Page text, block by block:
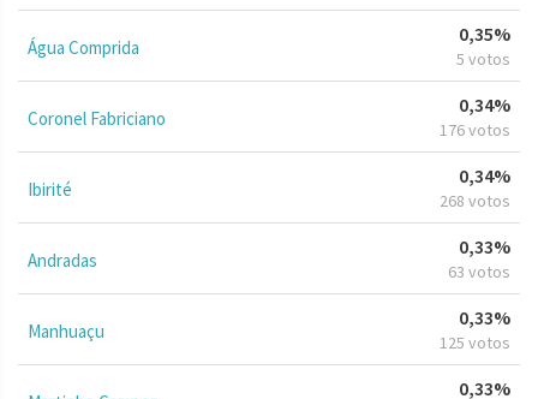
Água Comprida
0,35%
5 votos
Coronel Fabriciano
0,34%
176 votos
Ibirité
0,34%
268 votos
Andradas
0,33%
63 votos
Manhuaçu
0,33%
125 votos
0,33%